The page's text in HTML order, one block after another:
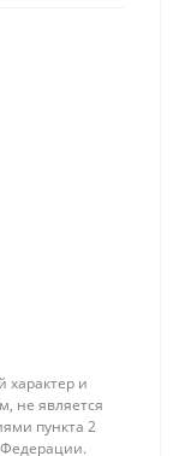
и
не является
пункта 2
Федерации.